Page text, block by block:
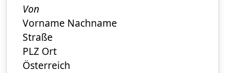
Von
Vorname Nachname
Straße
PLZ Ort
Österreich